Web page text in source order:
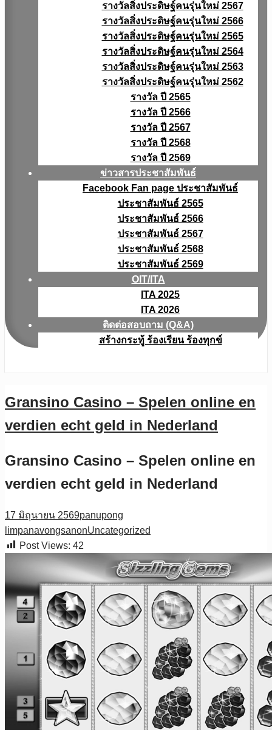
รางวัลสิ่งประดิษฐ์คนรุ่นใหม่ 2567
รางวัลสิ่งประดิษฐ์คนรุ่นใหม่ 2566
รางวัลสิ่งประดิษฐ์คนรุ่นใหม่ 2565
รางวัลสิ่งประดิษฐ์คนรุ่นใหม่ 2564
รางวัลสิ่งประดิษฐ์คนรุ่นใหม่ 2563
รางวัลสิ่งประดิษฐ์คนรุ่นใหม่ 2562
รางวัล ปี 2565
รางวัล ปี 2566
รางวัล ปี 2567
รางวัล ปี 2568
รางวัล ปี 2569
ข่าวสารประชาสัมพันธ์
Facebook Fan page ประชาสัมพันธ์
ประชาสัมพันธ์ 2565
ประชาสัมพันธ์ 2566
ประชาสัมพันธ์ 2567
ประชาสัมพันธ์ 2568
ประชาสัมพันธ์ 2569
OIT/ITA
ITA 2025
ITA 2026
ติดต่อสอบถาม (Q&A)
สร้างกระทู้ ร้องเรียน ร้องทุกข์
Gransino Casino – Spelen online en
verdien echt geld in Nederland
Gransino Casino – Spelen online en
verdien echt geld in Nederland
17 มิถุนายน 2569panupong
limpanavongsanonUncategorized
Post Views: 42